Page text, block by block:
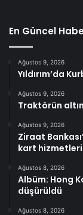
En Güncel
Ağustos 9, 2026
Yıldırım’da
Ağustos 9, 2026
Traktörün
Ağustos 9, 2026
Ziraat
kart
Ağustos 8, 2026
Albüm: Hong
düşürüldü
Ağustos 8, 2026